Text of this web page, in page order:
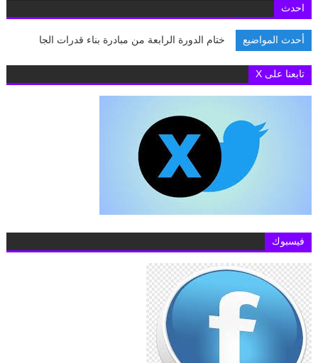
احدث
أحدث المواضيع
تابعنا على X
فيسبوك